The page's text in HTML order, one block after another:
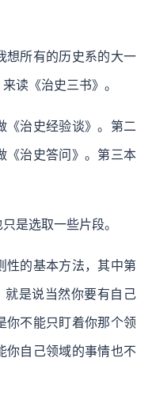
想所有的历史系的大一
读《治史三书》。
《治史经验谈》。第二
《治史答问》。第三本
是选取一些片段。
性的基本方法，其中第
就是说当然你要有自己
你不能只盯着你那个领
你自己领域的事情也不